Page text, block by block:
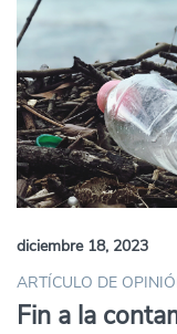
diciembre 18, 2023
ARTÍCULO DE
Fin a la